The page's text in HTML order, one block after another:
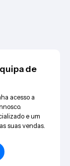
de
acesso a
e um
suas vendas.